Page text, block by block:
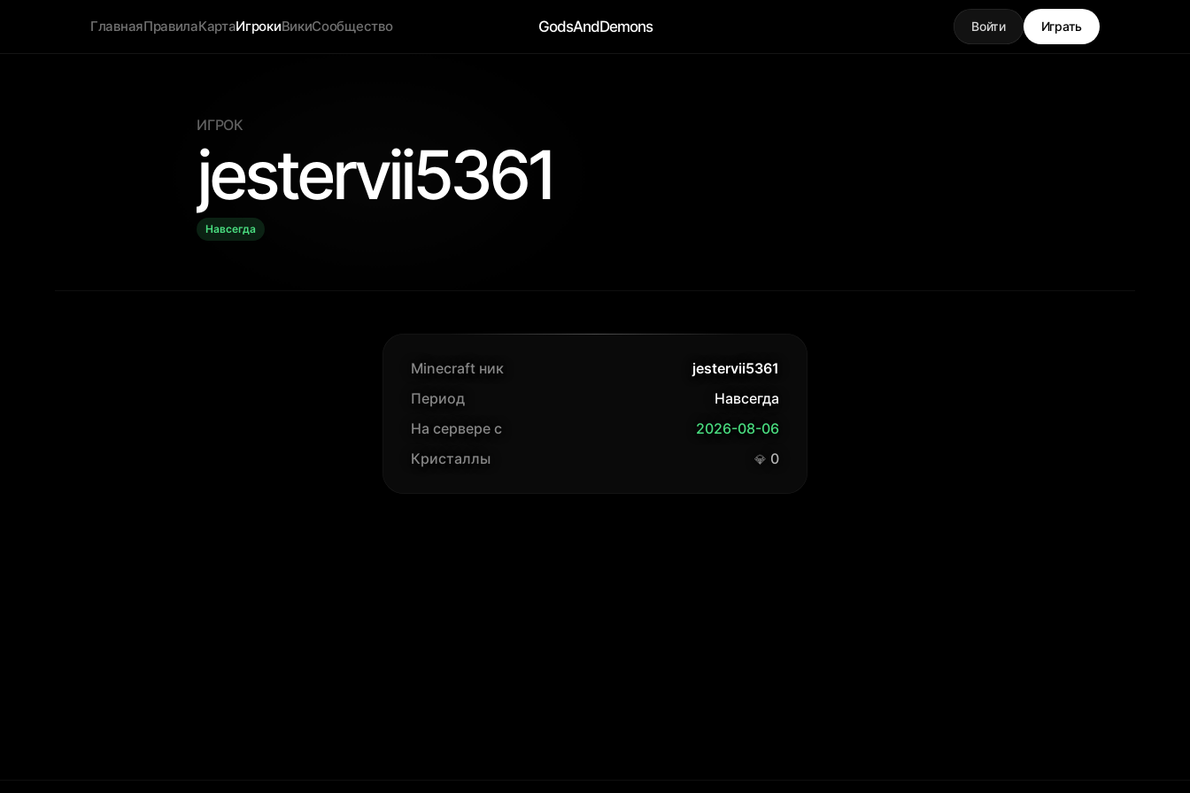
ГлавнаяПравилаКартаИгрокиВикиСообщество GodsAndDemons Войти Играть
ИГРОК
jestervii5361
Навсегда
Minecraft ник
jestervii5361
Период
Навсегда
На сервере с
2026-08-06
Кристаллы
💎 0